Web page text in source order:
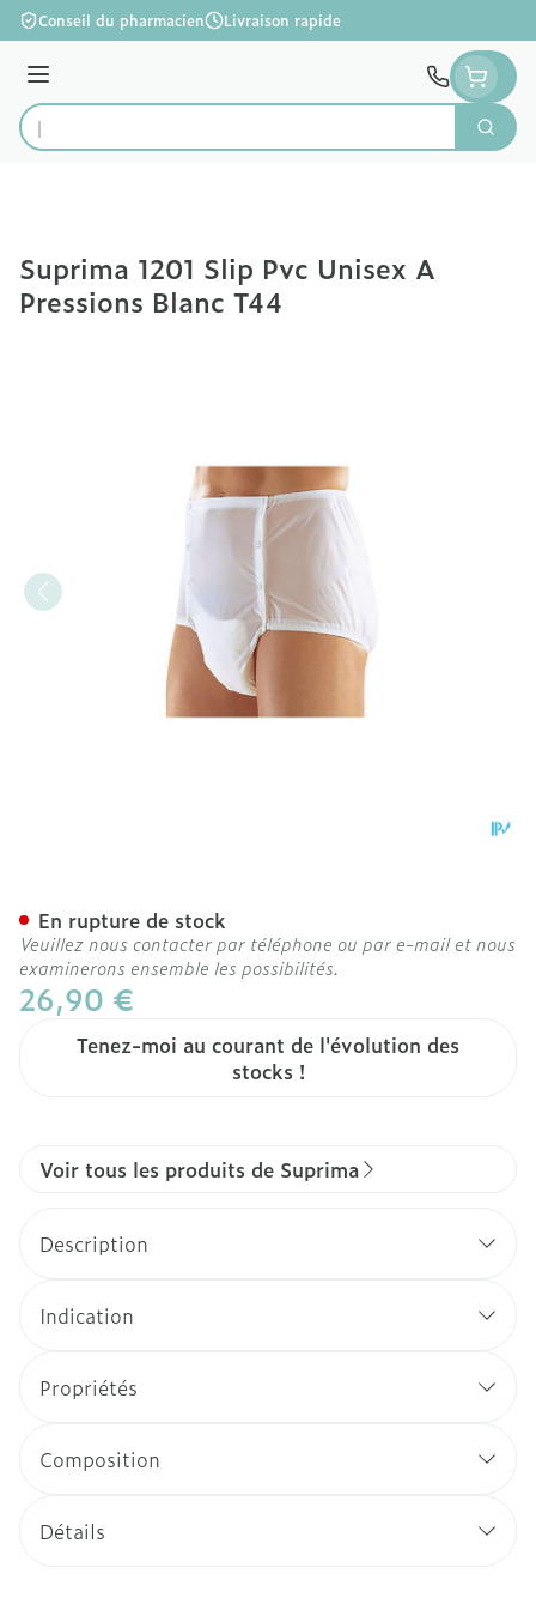
Aller au contenu
Conseil du pharmacien Livraison rapide
Menu
Rechercher
Suprima 1201 Slip Pvc Unisex A
Pressions Blanc T44
26,90 €
Tenez-moi au courant de l'évolution des
stocks !
En rupture de stock
Veuillez nous contacter par téléphone ou par e-mail et nous
examinerons ensemble les possibilités.
Voir tous les produits de Suprima
Description
Indication
Propriétés
Composition
Détails